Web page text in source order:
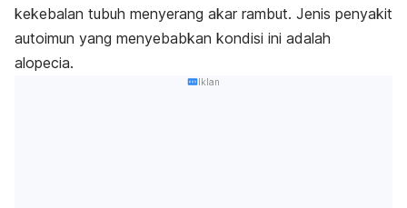
kekebalan tubuh menyerang akar rambut. Jenis penyakit
autoimun yang menyebabkan kondisi ini adalah
alopecia.
Iklan